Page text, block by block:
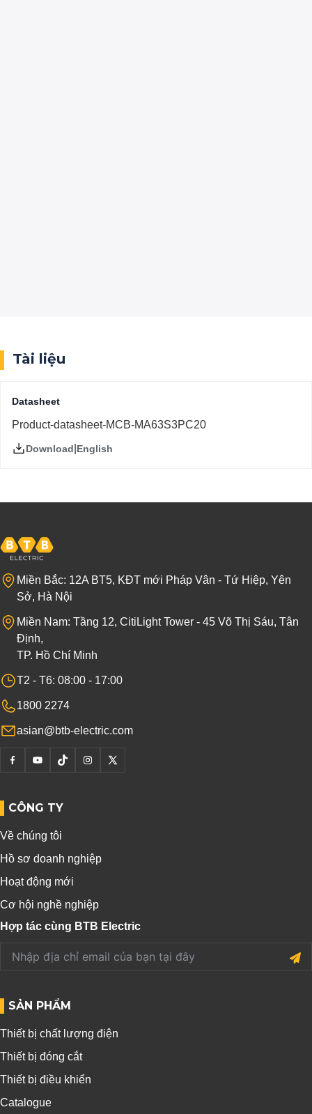
Tài liệu
Datasheet
Product-datasheet-MCB-MA63S3PC20
Download English
Miền Bắc: 12A BT5, KĐT mới Pháp Vân - Tứ Hiệp, Yên
Sở, Hà Nội
Miền Nam: Tầng 12, CitiLight Tower - 45 Võ Thị Sáu, Tân
Định,
TP. Hồ Chí Minh
T2 - T6: 08:00 - 17:00
1800 2274
asian@btb-electric.com
CÔNG TY
Về chúng tôi
Hồ sơ doanh nghiệp
Hoạt động mới
Cơ hội nghề nghiệp
Hợp tác cùng BTB Electric
SẢN PHẨM
Thiết bị chất lượng điện
Thiết bị đóng cắt
Thiết bị điều khiển
Catalogue